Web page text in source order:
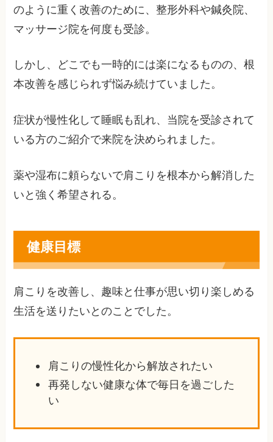
のように重く改善のために、整形外科や鍼灸院、
マッサージ院を何度も受診。
しかし、どこでも一時的には楽になるものの、根
本改善を感じられず悩み続けていました。
症状が慢性化して睡眠も乱れ、当院を受診されて
いる方のご紹介で来院を決められました。
薬や湿布に頼らないで肩こりを根本から解消した
いと強く希望される。
健康目標
肩こりを改善し、趣味と仕事が思い切り楽しめる
生活を送りたいとのことでした。
肩こりの慢性化から解放されたい
再発しない健康な体で毎日を過ごした
い